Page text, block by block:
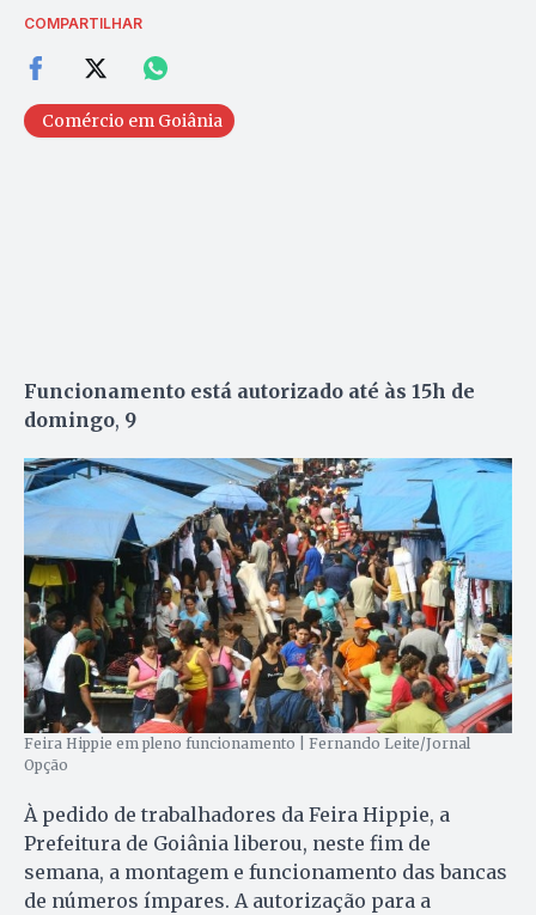
COMPARTILHAR
Comércio em Goiânia
Funcionamento está autorizado até às 15h de
domingo, 9
Feira Hippie em pleno funcionamento | Fernando Leite/Jornal
Opção
À pedido de trabalhadores da Feira Hippie, a
Prefeitura de Goiânia liberou, neste fim de
semana, a montagem e funcionamento das bancas
de números ímpares. A autorização para a